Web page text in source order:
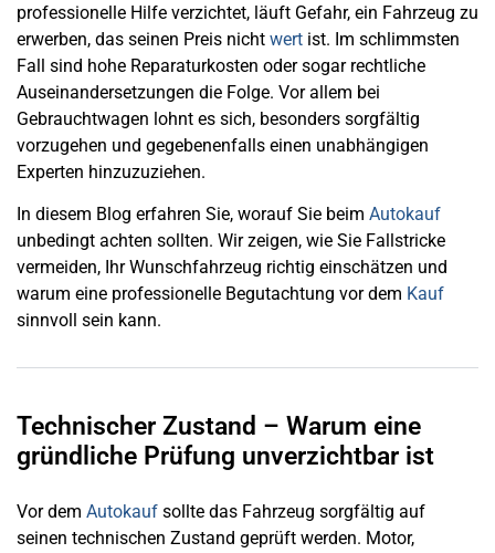
professionelle Hilfe verzichtet, läuft Gefahr, ein Fahrzeug zu
erwerben, das seinen Preis nicht wert ist. Im schlimmsten
Fall sind hohe Reparaturkosten oder sogar rechtliche
Auseinandersetzungen die Folge. Vor allem bei
Gebrauchtwagen lohnt es sich, besonders sorgfältig
vorzugehen und gegebenenfalls einen unabhängigen
Experten hinzuzuziehen.
In diesem Blog erfahren Sie, worauf Sie beim Autokauf
unbedingt achten sollten. Wir zeigen, wie Sie Fallstricke
vermeiden, Ihr Wunschfahrzeug richtig einschätzen und
warum eine professionelle Begutachtung vor dem Kauf
sinnvoll sein kann.
Technischer Zustand – Warum eine
gründliche Prüfung unverzichtbar ist
Vor dem Autokauf sollte das Fahrzeug sorgfältig auf
seinen technischen Zustand geprüft werden. Motor,